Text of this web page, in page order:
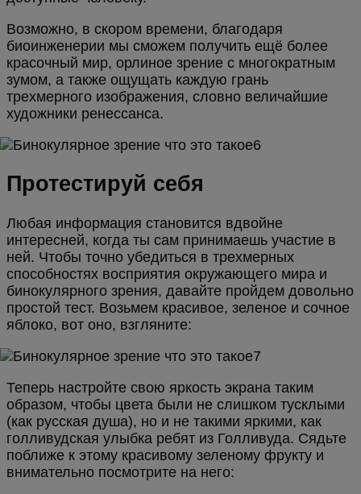
Возможно, в скором времени, благодаря
биоинженерии мы сможем получить ещё более
красочный мир, орлиное зрение с многократным
зумом, а также ощущать каждую грань
трехмерного изображения, словно величайшие
художники ренессанса.
Протестируй себя
Любая информация становится вдвойне
интересней, когда ты сам принимаешь участие в
ней. Чтобы точно убедиться в трехмерных
способностях восприятия окружающего мира и
бинокулярного зрения, давайте пройдем довольно
простой тест. Возьмем красивое, зеленое и сочное
яблоко, вот оно, взгляните:
Теперь настройте свою яркость экрана таким
образом, чтобы цвета были не слишком тусклыми
(как русская душа), но и не такими яркими, как
голливудская улыбка ребят из Голливуда. Сядьте
поближе к этому красивому зеленому фрукту и
внимательно посмотрите на него: